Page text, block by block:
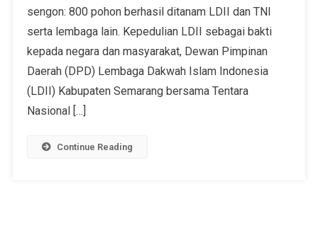
sengon: 800 pohon berhasil ditanam LDII dan TNI
serta lembaga lain. Kepedulian LDII sebagai bakti
kepada negara dan masyarakat, Dewan Pimpinan
Daerah (DPD) Lembaga Dakwah Islam Indonesia
(LDII) Kabupaten Semarang bersama Tentara
Nasional […]
Continue Reading